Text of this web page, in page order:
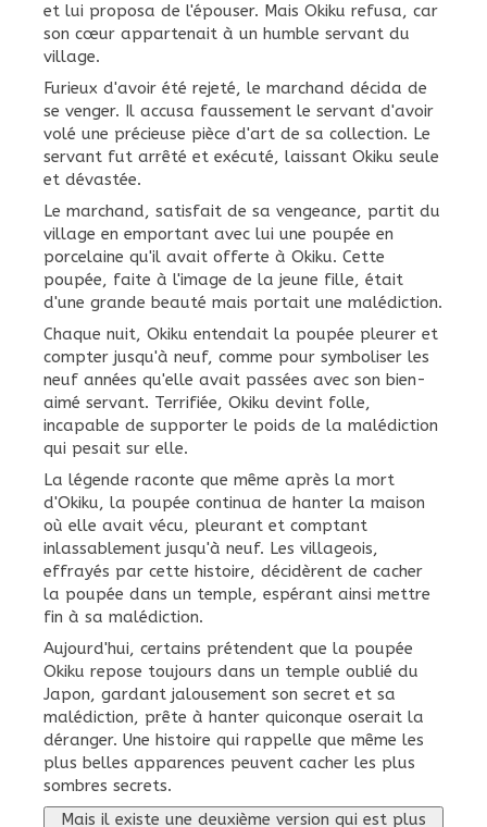
et lui proposa de l'épouser. Mais Okiku refusa, car
son cœur appartenait à un humble servant du
village.
Furieux d'avoir été rejeté, le marchand décida de
se venger. Il accusa faussement le servant d'avoir
volé une précieuse pièce d'art de sa collection. Le
servant fut arrêté et exécuté, laissant Okiku seule
et dévastée.
Le marchand, satisfait de sa vengeance, partit du
village en emportant avec lui une poupée en
porcelaine qu'il avait offerte à Okiku. Cette
poupée, faite à l'image de la jeune fille, était
d'une grande beauté mais portait une malédiction.
Chaque nuit, Okiku entendait la poupée pleurer et
compter jusqu'à neuf, comme pour symboliser les
neuf années qu'elle avait passées avec son bien-
aimé servant. Terrifiée, Okiku devint folle,
incapable de supporter le poids de la malédiction
qui pesait sur elle.
La légende raconte que même après la mort
d'Okiku, la poupée continua de hanter la maison
où elle avait vécu, pleurant et comptant
inlassablement jusqu'à neuf. Les villageois,
effrayés par cette histoire, décidèrent de cacher
la poupée dans un temple, espérant ainsi mettre
fin à sa malédiction.
Aujourd'hui, certains prétendent que la poupée
Okiku repose toujours dans un temple oublié du
Japon, gardant jalousement son secret et sa
malédiction, prête à hanter quiconque oserait la
déranger. Une histoire qui rappelle que même les
plus belles apparences peuvent cacher les plus
sombres secrets.
Mais il existe une deuxième version qui est plus